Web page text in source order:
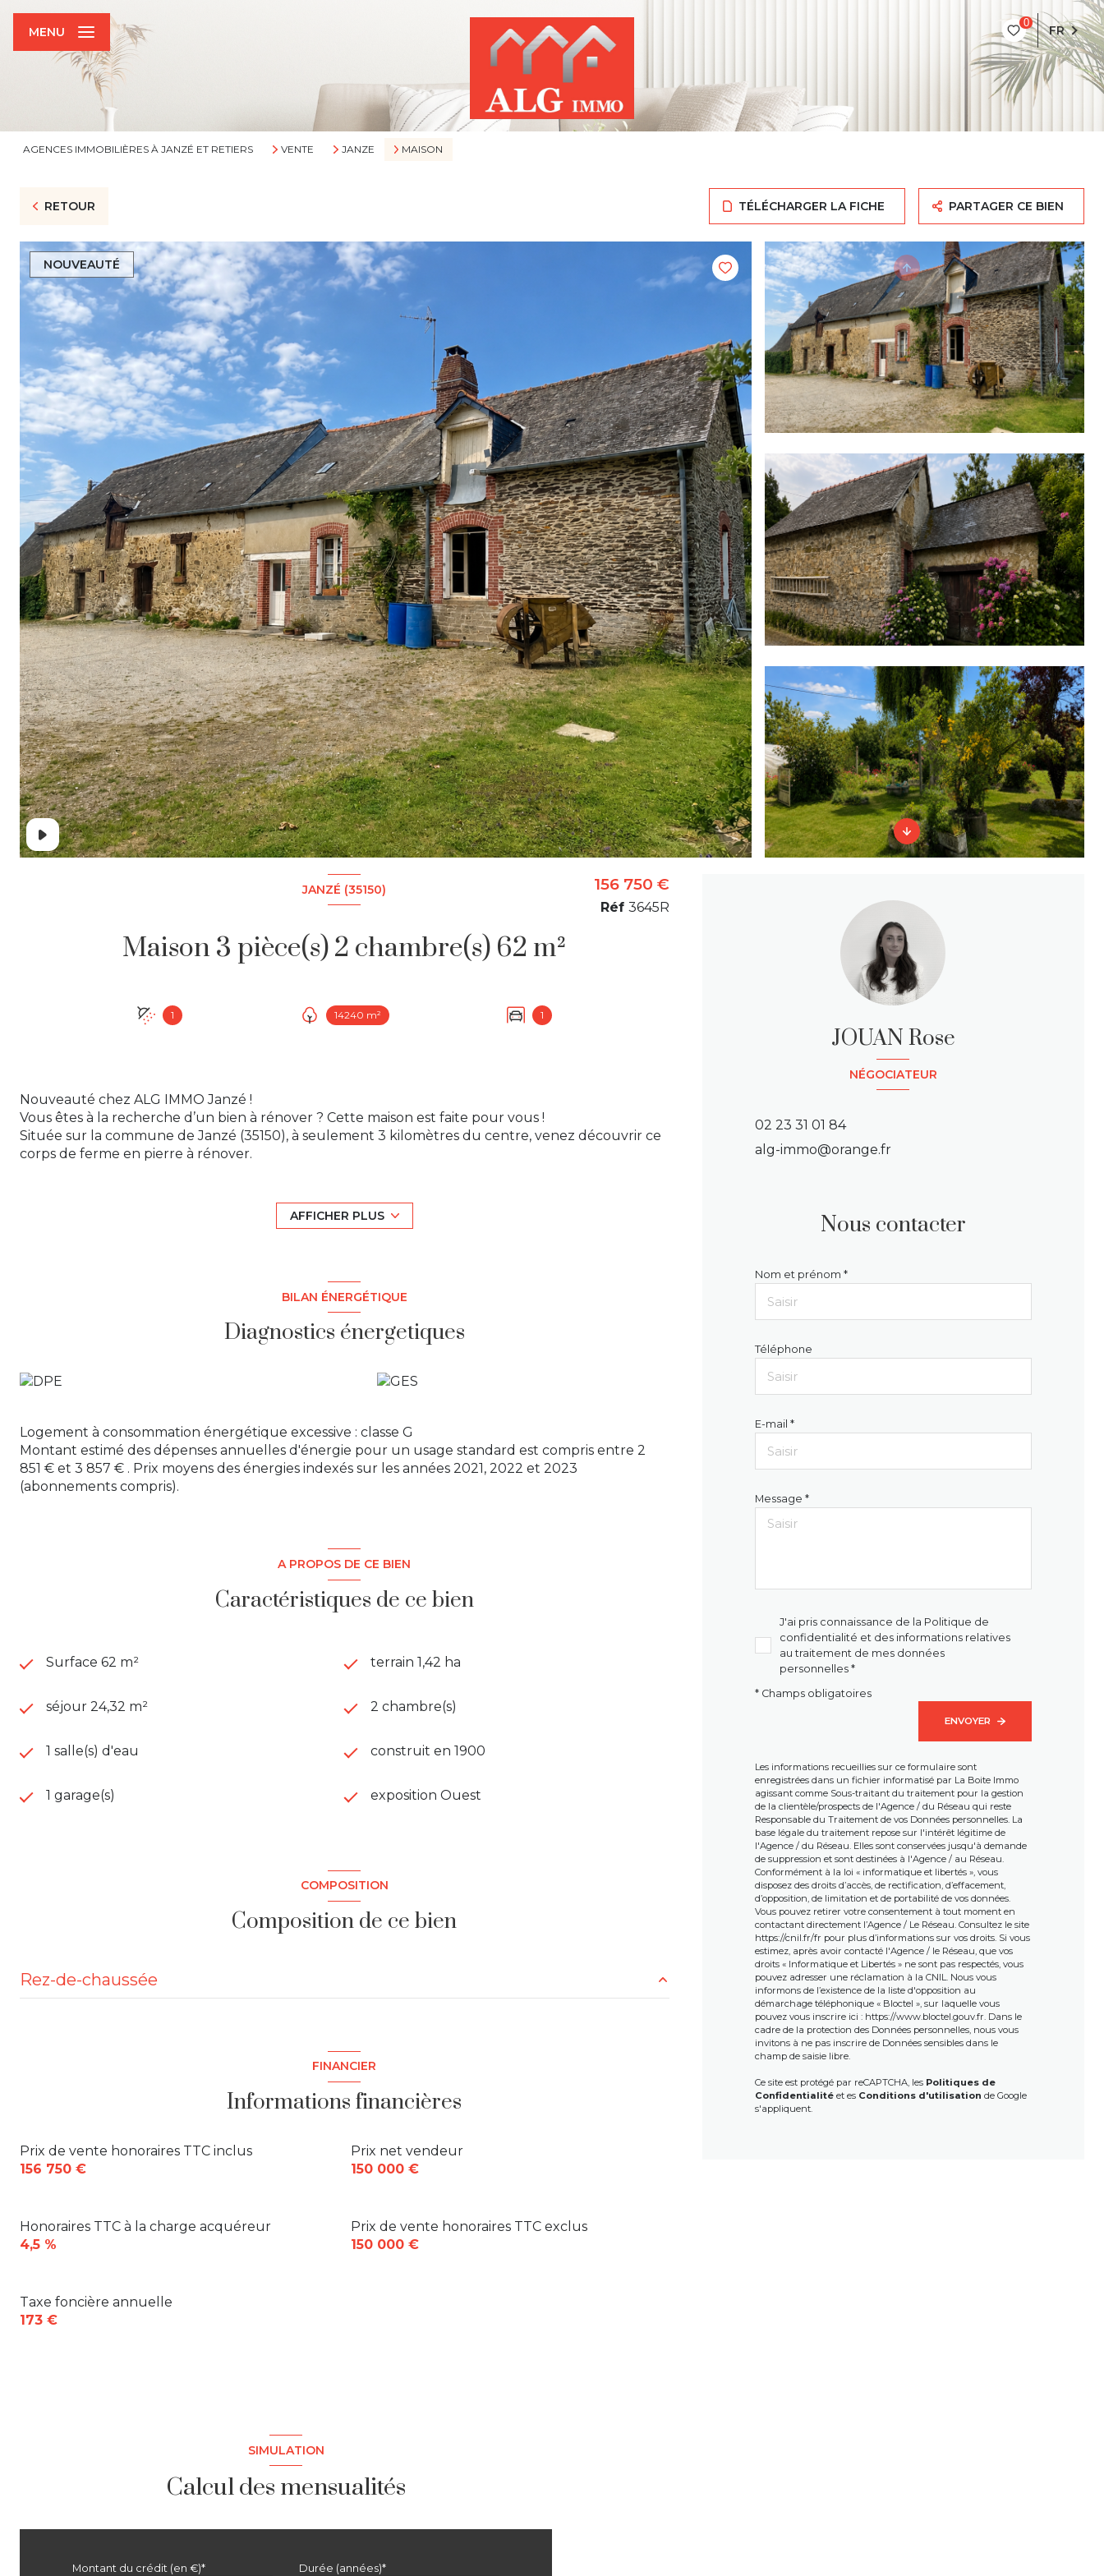
0
FR
MENU
AGENCES IMMOBILIÈRES À JANZÉ ET RETIERS VENTE JANZE MAISON
RETOUR TÉLÉCHARGER LA FICHE PARTAGER CE BIEN
NOUVEAUTÉ
JANZÉ (35150)
Maison 3 pièce(s) 2 chambre(s) 62 m²
1 14240 m² 1
156 750 €
Réf 3645R
Nouveauté chez ALG IMMO Janzé !
Vous êtes à la recherche d’un bien à rénover ? Cette maison est faite pour vous !
Située sur la commune de Janzé (35150), à seulement 3 kilomètres du centre, venez découvrir ce
corps de ferme en pierre à rénover.
Une ancienne étable attenante de 18 m² offre un accès à un grenier aménageable de plus de 90
m². Une seconde étable, également aménageable, donne environ 30 m² supplémentaires.
Enfin, vous profiterez d’un vaste terrain de plus de 14 000 m², réparti entre prairie et potager, et
vous bénéficierez également d’une mare.
Travaux importants à prévoir.
Pour plus de renseignements, contactez-nous.
AFFICHER PLUS
BILAN ÉNERGÉTIQUE
Diagnostics énergetiques
Logement à consommation énergétique excessive : classe G
Montant estimé des dépenses annuelles d'énergie pour un usage standard est compris entre 2
851 € et 3 857 € . Prix moyens des énergies indexés sur les années 2021, 2022 et 2023
(abonnements compris).
A PROPOS DE CE BIEN
Caractéristiques de ce bien
Surface 62 m² terrain 1,42 ha
séjour 24,32 m² 2 chambre(s)
1 salle(s) d'eau construit en 1900
1 garage(s) exposition Ouest
COMPOSITION
Composition de ce bien
Rez-de-chaussée
WC
FINANCIER
Informations financières
Prix de vente honoraires TTC inclus
156 750 €
Prix net vendeur
150 000 €
Prix de vente honoraires TTC exclus
150 000 €
Honoraires TTC à la charge acquéreur
4,5 %
Taxe foncière annuelle
173 €
NÉGOCIATEUR
JOUAN Rose
02 23 31 01 84
alg-immo@orange.fr
Nous contacter
Nom et prénom *
Téléphone
E-mail *
Message *
J'ai pris connaissance de la Politique de
confidentialité et des informations relatives
au traitement de mes données
personnelles *
* Champs obligatoires
ENVOYER
Les informations recueillies sur ce formulaire sont
enregistrées dans un fichier informatisé par La Boite Immo
agissant comme Sous-traitant du traitement pour la gestion
de la clientèle/prospects de l'Agence / du Réseau qui reste
Responsable du Traitement de vos Données personnelles. La
base légale du traitement repose sur l'intérêt légitime de
l'Agence / du Réseau. Elles sont conservées jusqu'à demande
de suppression et sont destinées à l'Agence / au Réseau.
Conformément à la loi « informatique et libertés », vous
disposez des droits d’accès, de rectification, d’effacement,
d’opposition, de limitation et de portabilité de vos données.
Vous pouvez retirer votre consentement à tout moment en
contactant directement l’Agence / Le Réseau. Consultez le site
https://cnil.fr/fr pour plus d’informations sur vos droits. Si vous
estimez, après avoir contacté l'Agence / le Réseau, que vos
droits « Informatique et Libertés » ne sont pas respectés, vous
pouvez adresser une réclamation à la CNIL. Nous vous
informons de l’existence de la liste d'opposition au
démarchage téléphonique « Bloctel », sur laquelle vous
pouvez vous inscrire ici : https://www.bloctel.gouv.fr. Dans le
cadre de la protection des Données personnelles, nous vous
invitons à ne pas inscrire de Données sensibles dans le
champ de saisie libre.
Ce site est protégé par reCAPTCHA, les Politiques de
Confidentialitéet es Conditions d'utilisation de Google
s'appliquent.
SIMULATION
Calcul des mensualités
Montant du crédit (en €)* Durée (années)*